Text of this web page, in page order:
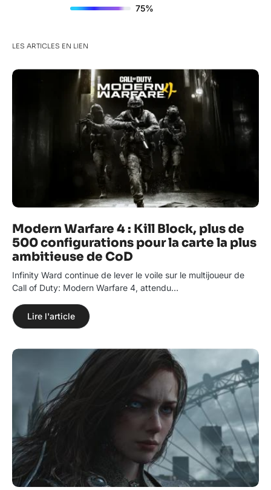
75%
LES ARTICLES EN LIEN
Modern Warfare 4 : Kill Block, plus de
500 configurations pour la carte la plus
ambitieuse de CoD
Infinity Ward continue de lever le voile sur le multijoueur de
Call of Duty: Modern Warfare 4, attendu…
Lire l'article